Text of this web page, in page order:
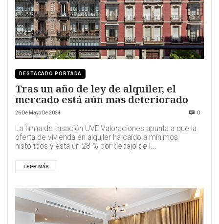
DESTACADO PORTADA
Tras un año de ley de alquiler, el
mercado está aún mas deteriorado
26 De Mayo De 2024 0
La firma de tasación UVE Valoraciones apunta a que la
oferta de vivienda en alquiler ha caído a mínimos
históricos y está un 28 % por debajo de l...
LEER MÁS